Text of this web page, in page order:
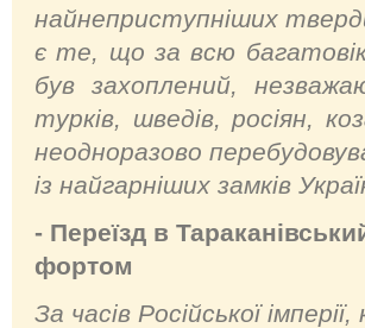
найнеприступніших
є те, що за всю
був захоплений,
турків, шведів, росіян,
неодноразово
із найгарніших замків
- Переїзд в
фортом
За часів Російської